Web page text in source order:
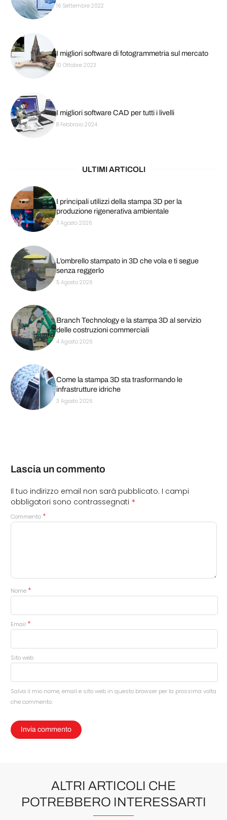
16 Settembre 2022
I migliori software di fotogrammetria sul mercato
10 Ottobre 2023
I migliori software CAD per tutti i livelli
8 Febbraio 2024
ULTIMI ARTICOLI
I principali utilizzi della stampa 3D per la
produzione rigenerativa ambientale
7 Agosto 2026
L’ombrello stampato in 3D che vola e ti segue
senza reggerlo
5 Agosto 2026
Branch Technology e la stampa 3D al servizio
delle costruzioni commerciali
4 Agosto 2026
Come la stampa 3D sta trasformando le
infrastrutture idriche
3 Agosto 2026
Lascia un commento
Il tuo indirizzo email non sarà pubblicato. I campi
obbligatori sono contrassegnati *
Commento *
Nome *
Email *
Sito web
Salva il mio nome, email e sito web in questo browser per la prossima volta
che commento.
ALTRI ARTICOLI CHE
POTREBBERO INTERESSARTI